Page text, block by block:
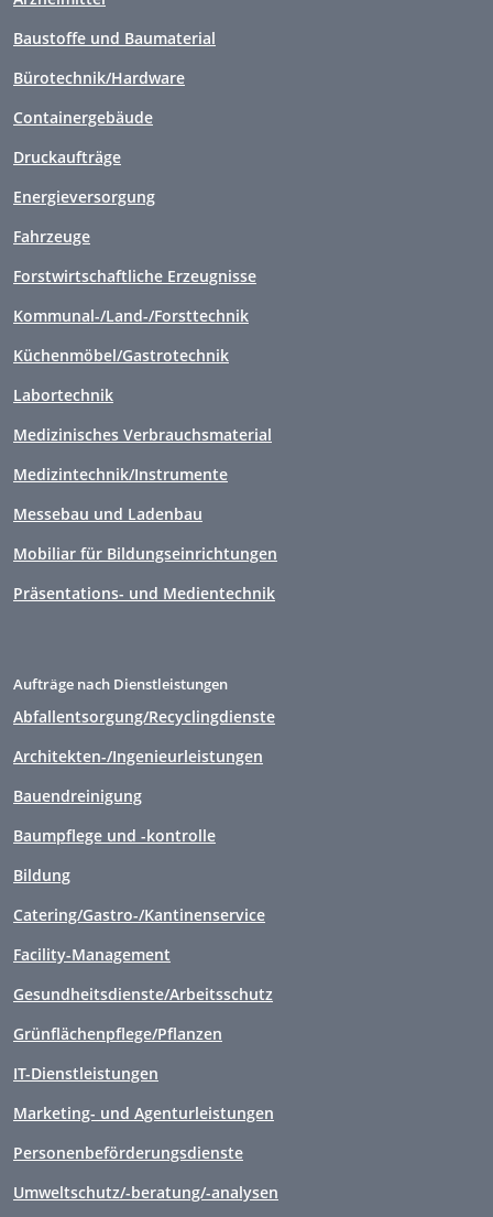
Baustoffe und Baumaterial
Bürotechnik/Hardware
Containergebäude
Druckaufträge
Energieversorgung
Fahrzeuge
Forstwirtschaftliche Erzeugnisse
Kommunal-/Land-/Forsttechnik
Küchenmöbel/Gastrotechnik
Labortechnik
Medizinisches Verbrauchsmaterial
Medizintechnik/Instrumente
Messebau und Ladenbau
Mobiliar für Bildungseinrichtungen
Präsentations- und Medientechnik
Aufträge nach Dienstleistungen
Abfallentsorgung/Recyclingdienste
Architekten-/Ingenieurleistungen
Bauendreinigung
Baumpflege und -kontrolle
Bildung
Catering/Gastro-/Kantinenservice
Facility-Management
Gesundheitsdienste/Arbeitsschutz
Grünflächenpflege/Pflanzen
IT-Dienstleistungen
Marketing- und Agenturleistungen
Personenbeförderungsdienste
Umweltschutz/-beratung/-analysen